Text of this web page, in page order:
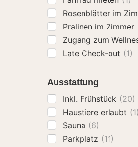
Pralinen im Zimmer
Zugang
Late Check-out (1)
Ausstattung
Inkl. Frühstück (20)
Haustiere erlaubt (1)
Sauna (6)
Parkplatz (11)